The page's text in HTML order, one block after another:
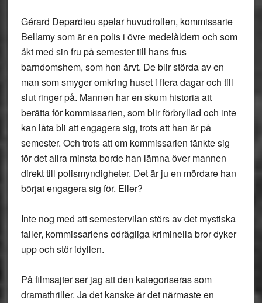
Gérard Depardieu spelar huvudrollen, kommissarie
Bellamy som är en polis i övre medelåldern och som
åkt med sin fru på semester till hans frus
barndomshem, som hon ärvt. De blir störda av en
man som smyger omkring huset i flera dagar och till
slut ringer på. Mannen har en skum historia att
berätta för kommissarien, som blir förbryllad och inte
kan låta bli att engagera sig, trots att han är på
semester. Och trots att om kommissarien tänkte sig
för det allra minsta borde han lämna över mannen
direkt till polismyndigheter. Det är ju en mördare han
börjat engagera sig för. Eller?
Inte nog med att semestervilan störs av det mystiska
faller, kommissariens odrägliga kriminella bror dyker
upp och stör idyllen.
På filmsajter ser jag att den kategoriseras som
dramathriller. Ja det kanske är det närmaste en